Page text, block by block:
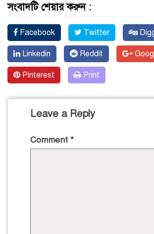
সংবাদটি শেয়ার করুন :
Facebook Twitter
Linkedin Reddit
Pinterest Print
Leave a Reply
Comment *